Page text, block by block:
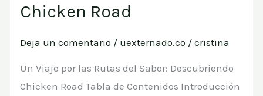
Chicken Road
Deja un comentario / uexternado.co / cristina
Un Viaje por las Rutas del Sabor: Descubriendo
Chicken Road Tabla de Contenidos Introducción
las
Sabor
Descubriendo